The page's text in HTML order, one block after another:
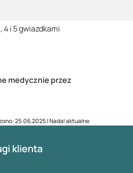
medycznie przez
25.06.2025 | Nadal aktualne
4 i 5 gwiazdkami
klienta